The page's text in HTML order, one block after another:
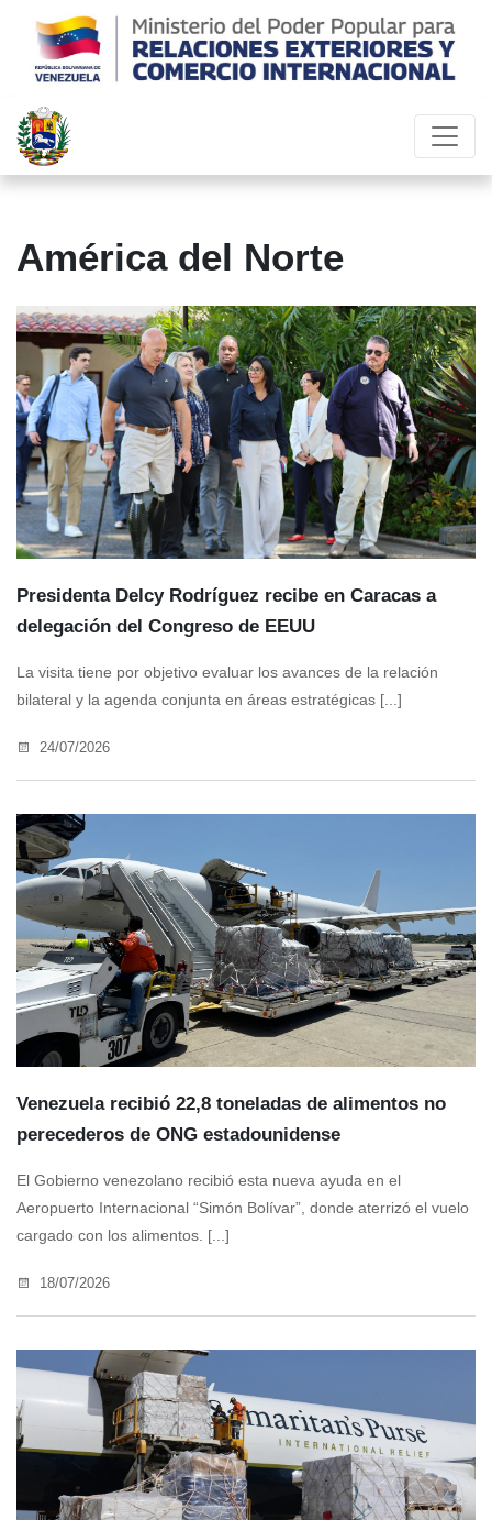
América del Norte
Presidenta Delcy Rodríguez recibe en Caracas a
delegación del Congreso de EEUU
La visita tiene por objetivo evaluar los avances de la relación
bilateral y la agenda conjunta en áreas estratégicas [...]
24/07/2026
Venezuela recibió 22,8 toneladas de alimentos no
perecederos de ONG estadounidense
El Gobierno venezolano recibió esta nueva ayuda en el
Aeropuerto Internacional “Simón Bolívar”, donde aterrizó el vuelo
cargado con los alimentos. [...]
18/07/2026